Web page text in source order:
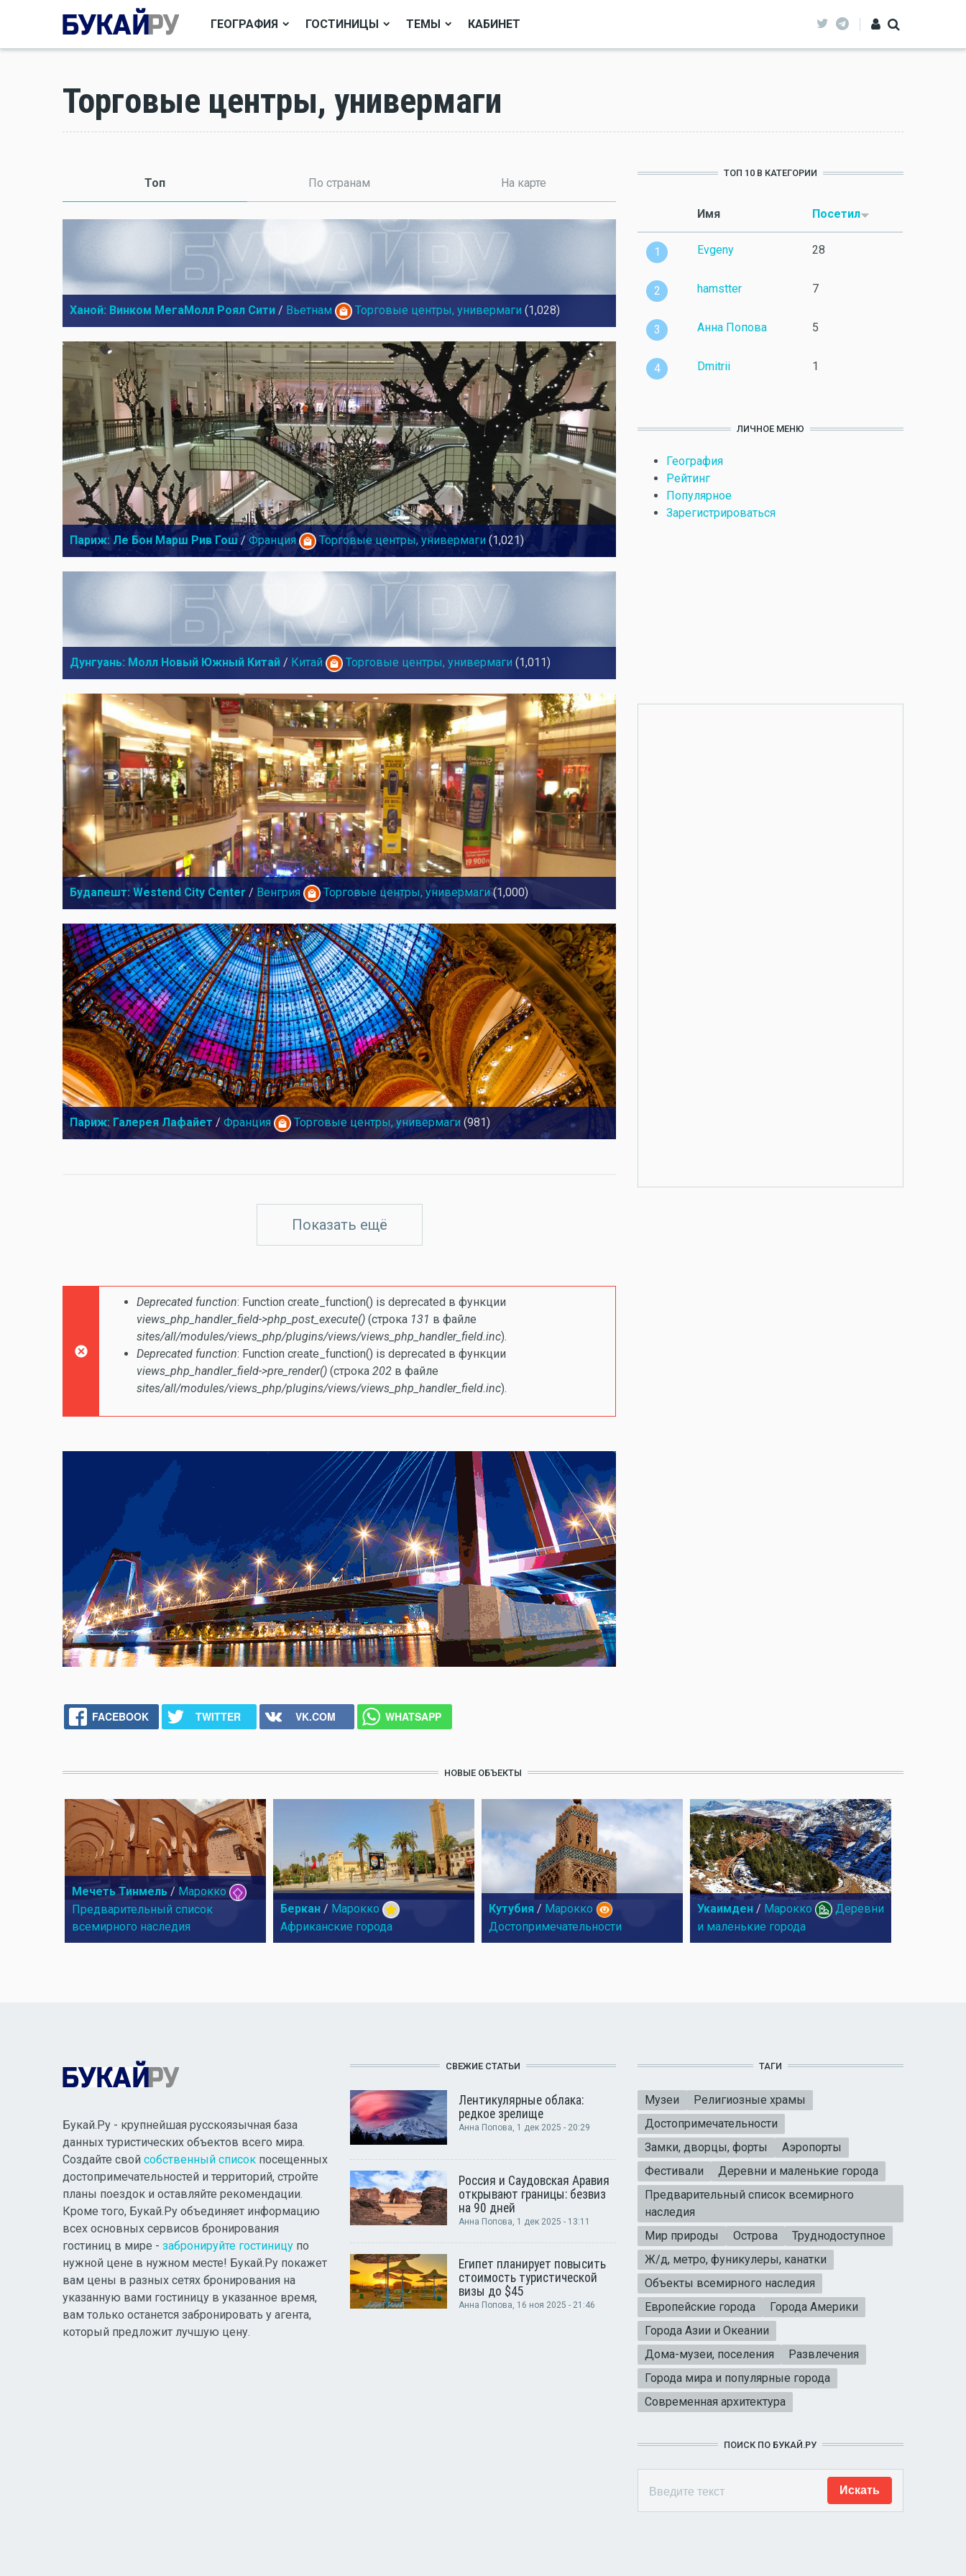
ГЕОГРАФИЯ ГОСТИНИЦЫ ТЕМЫ КАБИНЕТ
Торговые центры, универмаги
Топ(активная вкладка) По странам На карте
Ханой: Винком МегаМолл Роял Сити / Вьетнам Торговые центры, универмаги (1,028)
Париж: Ле Бон Марш Рив Гош/ Франция Торговые центры, универмаги (1,021)
Дунгуань: Молл Новый Южный Китай / Китай Торговые центры, универмаги (1,011)
Будапешт: Westend City Center / Венгрия Торговые центры, универмаги(1,000)
Париж: Галерея Лафайет / Франция Торговые центры, универмаги (981)
Показать ещё
Сообщение об ошибке
Deprecated function: Function create_function() is deprecated в функции
views_php_handler_field->php_post_execute() (строка 131 в файле
sites/all/modules/views_php/plugins/views/views_php_handler_field.inc).
Deprecated function: Function create_function() is deprecated в функции
views_php_handler_field->pre_render() (строка 202 в файле
sites/all/modules/views_php/plugins/views/views_php_handler_field.inc).
FACEBOOK TWITTER VK.COM WHATSAPP
ТОП 10 В КАТЕГОРИИ
Имя Посетил
1 Evgeny 28
2 hamstter 7
3 Анна Попова 5
4 Dmitrii 1
ЛИЧНОЕ МЕНЮ
География
Рейтинг
Популярное
Зарегистрироваться
НОВЫЕ ОБЪЕКТЫ
Мечеть Тинмель / Марокко
Предварительный список
всемирного наследия
Беркан / Марокко
Африканские города
Кутубия / Марокко
Достопримечательности
Укаимден / Марокко
Деревни
и маленькие города
Букай.Ру - крупнейшая русскоязычная база
данных туристических объектов всего мира.
Создайте свой собственный список посещенных
достопримечательностей и территорий, стройте
планы поездок и оставляйте рекомендации.
Кроме того, Букай.Ру объединяет информацию
всех основных сервисов бронирования
гостиниц в мире - забронируйте гостиницу по
нужной цене в нужном месте! Букай.Ру покажет
вам цены в разных сетях бронирования на
указанную вами гостиницу в указанное время,
вам только останется забронировать у агента,
который предложит лучшую цену.
СВЕЖИЕ СТАТЬИ
Лентикулярные облака:
редкое зрелище
Анна Попова, 1 дек 2025 - 20:29
Россия и Саудовская Аравия
открывают границы: безвиз
на 90 дней
Анна Попова, 1 дек 2025 - 13:11
Египет планирует повысить
стоимость туристической
визы до $45
Анна Попова, 16 ноя 2025 - 21:46
ТАГИ
Музеи
Религиозные храмы
Достопримечательности
Замки, дворцы, форты
Аэропорты
Фестивали
Деревни и маленькие города
Предварительный список всемирного
наследия
Мир природы
Острова
Труднодоступное
Ж/д, метро, фуникулеры, канатки
Объекты всемирного наследия
Европейские города
Города Америки
Города Азии и Океании
Дома-музеи, поселения
Развлечения
Города мира и популярные города
Современная архитектура
ПОИСК ПО БУКАЙ.РУ